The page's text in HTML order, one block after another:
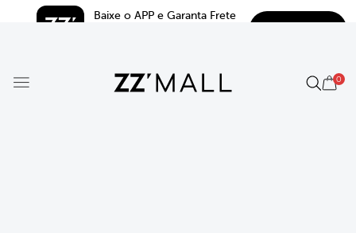
Baixe o APP e Garanta Frete
0